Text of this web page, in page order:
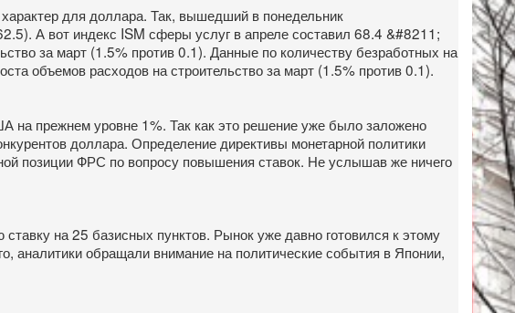
для доллара. Так, вышедший в понедельник
А вот индекс ISM сферы услуг в апреле составил 68.4 &#8211;
за март (1.5% против 0.1). Данные по количеству безработных на
объемов расходов на строительство за март (1.5% против 0.1).
на прежнем уровне 1%. Так как это решение уже было заложено
доллара. Определение директивы монетарной политики
позиции ФРС по вопросу повышения ставок. Не услышав же ничего
на 25 базисных пунктов. Рынок уже давно готовился к этому
аналитики обращали внимание на политические события в Японии,